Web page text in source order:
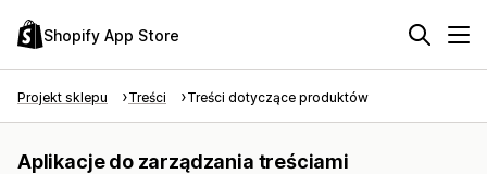
Shopify App Store
Projekt sklepu Treści Treści dotyczące produktów
Aplikacje do zarządzania treściami